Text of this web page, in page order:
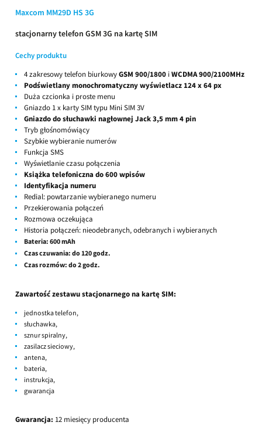
Maxcom MM29D HS 3G
stacjonarny telefon GSM 3G na kartę SIM
Cechy produktu
4 zakresowy telefon biurkowyGSM 900/1800 iWCDMA 900/2100MHz
Podświetlany monochromatyczny wyświetlacz 124 x 64 px
Duża czcionka i proste menu
Gniazdo 1 x karty SIM typu Mini SIM 3V
Gniazdo do słuchawki nagłownej Jack 3,5 mm 4 pin
Tryb głośnomówiący
Szybkie wybieranie numerów
Funkcja SMS
Wyświetlanie czasu połączenia
Książka telefoniczna do 600 wpisów
Identyfikacja numeru
Redial: powtarzanie wybieranego numeru
Przekierowania połączeń
Rozmowa oczekująca
Historia połączeń: nieodebranych, odebranych i wybieranych
Bateria: 600 mAh
Czas czuwania: do 120 godz.
Czas rozmów: do 2 godz.
Zawartość zestawu stacjonarnego na kartę SIM:
jednostka telefon,
słuchawka,
sznur spiralny,
zasilacz sieciowy,
antena,
bateria,
instrukcja,
gwarancja
Gwarancja: 12 miesięcy producenta